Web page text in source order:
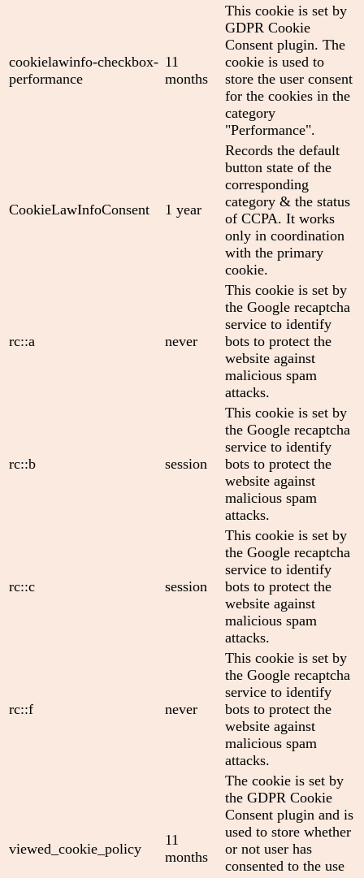
cookielawinfo-checkbox-
performance
11
months
This cookie is set by
GDPR Cookie
Consent plugin. The
cookie is used to
store the user consent
for the cookies in the
category
"Performance".
CookieLawInfoConsent 1 year
Records the default
button state of the
corresponding
category & the status
of CCPA. It works
only in coordination
with the primary
cookie.
rc::a never
This cookie is set by
the Google recaptcha
service to identify
bots to protect the
website against
malicious spam
attacks.
rc::b session
This cookie is set by
the Google recaptcha
service to identify
bots to protect the
website against
malicious spam
attacks.
rc::c session
This cookie is set by
the Google recaptcha
service to identify
bots to protect the
website against
malicious spam
attacks.
rc::f never
This cookie is set by
the Google recaptcha
service to identify
bots to protect the
website against
malicious spam
attacks.
viewed_cookie_policy
11
months
The cookie is set by
the GDPR Cookie
Consent plugin and is
used to store whether
or not user has
consented to the use